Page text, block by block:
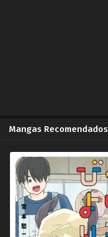
Capítulo 93.00
2025-03-10
Capítulo 92.00
ZonaTMO | Miau Scan
2025-03-02
Capítulo 92.00
Mangas Recomendados